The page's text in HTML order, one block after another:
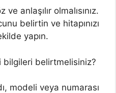
anlaşılır olmalısınız.
belirtin ve hitapınızı
yapın.
bilgileri belirtmelisiniz?
modeli veya numarası